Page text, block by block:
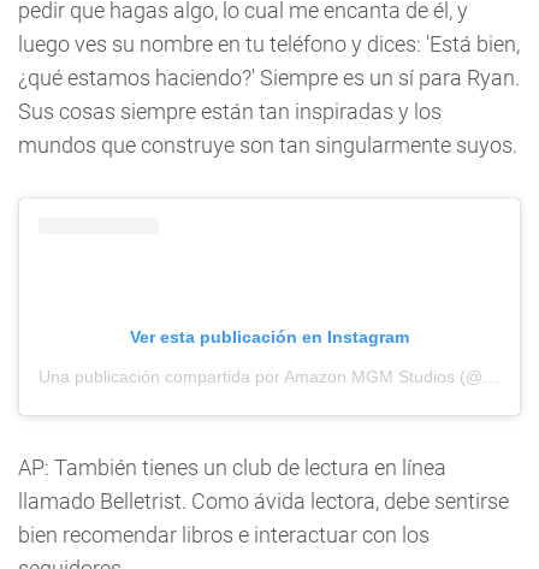
pedir que hagas algo, lo cual me encanta de él, y
luego ves su nombre en tu teléfono y dices: 'Está bien,
¿qué estamos haciendo?' Siempre es un sí para Ryan.
Sus cosas siempre están tan inspiradas y los
mundos que construye son tan singularmente suyos.
Ver esta publicación en Instagram
AP: También tienes un club de lectura en línea
llamado Belletrist. Como ávida lectora, debe sentirse
bien recomendar libros e interactuar con los